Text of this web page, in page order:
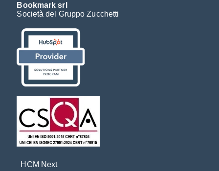
Bookmark srl
Società del Gruppo Zucchetti
HCM Next